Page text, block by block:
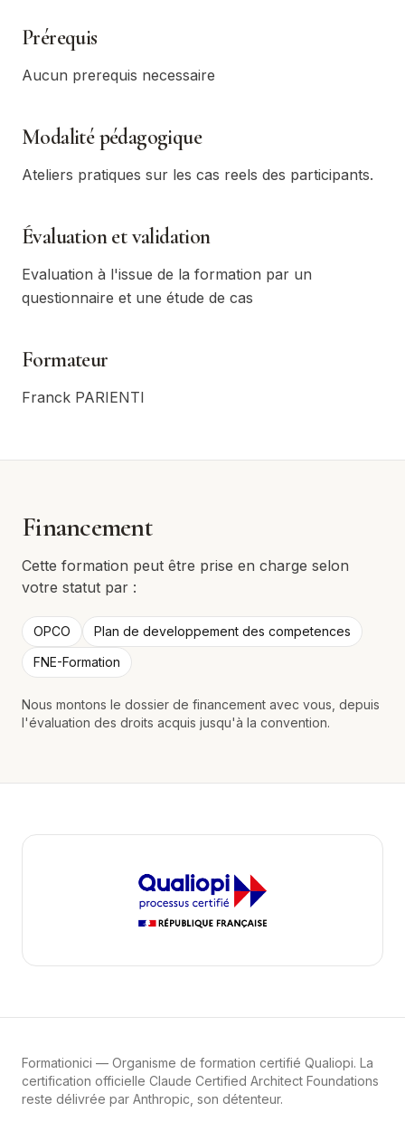
Prérequis
Aucun prerequis necessaire
Modalité pédagogique
Ateliers pratiques sur les cas reels des participants.
Évaluation et validation
Evaluation à l'issue de la formation par un
questionnaire et une étude de cas
Formateur
Franck PARIENTI
Financement
Cette formation peut être prise en charge selon
votre statut par :
OPCO
Plan de developpement des competences
FNE-Formation
Nous montons le dossier de financement avec vous, depuis
l'évaluation des droits acquis jusqu'à la convention.
Formationici — Organisme de formation certifié Qualiopi. La
certification officielle Claude Certified Architect Foundations
reste délivrée par Anthropic, son détenteur.